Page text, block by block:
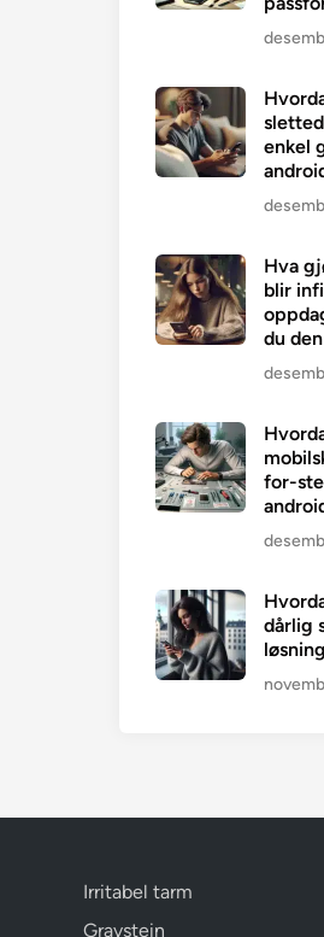
enkel
Hva
blir
du den
for-
dårlig
Irritabel tarm
Gravstein